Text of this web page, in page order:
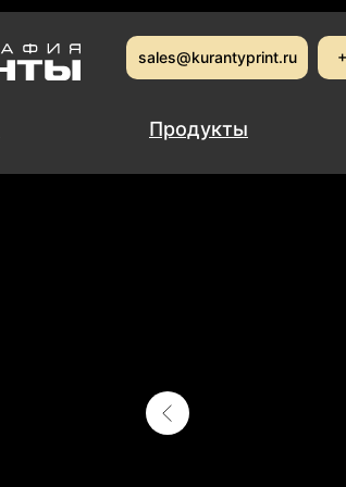
Продукты
sales@kurantyprint.ru
Продукты
sales@kurantyprint.ru